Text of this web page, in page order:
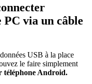
via un câble
USB à la place
le faire simplement
téléphone Android.